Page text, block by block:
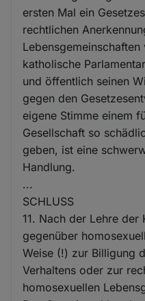
ersten Mal ein
rechtlichen
katholische
und öffentlich seinen
gegen den
eigene Stimme einem
Gesellschaft so
geben, ist eine
Handlung.
...
SCHLUSS
11. Nach der Lehre
gegenüber
Weise (!) zur Billigung
Verhaltens oder zur
homosexuellen